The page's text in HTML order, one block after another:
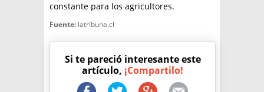
constante para los agricultores.
Fuente: latribuna.cl
Si te pareció interesante este
artículo, ¡Compartilo!